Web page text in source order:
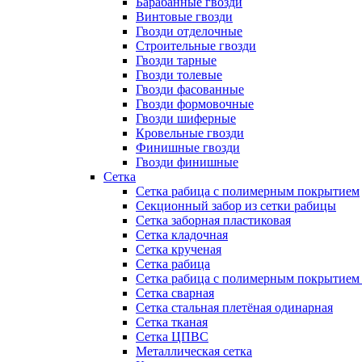
Винтовые гвозди
Гвозди отделочные
Строительные гвозди
Гвозди тарные
Гвозди толевые
Гвозди фасованные
Гвозди формовочные
Гвозди шиферные
Кровельные гвозди
Финишные гвозди
Гвозди финишные
Сетка
Сетка рабица с полимерным покрытием
Секционный забор из сетки рабицы
Сетка заборная пластиковая
Сетка кладочная
Сетка крученая
Сетка рабица
Сетка рабица с полимерным покрытием
Сетка сварная
Сетка стальная плетёная одинарная
Сетка тканая
Сетка ЦПВС
Металлическая сетка